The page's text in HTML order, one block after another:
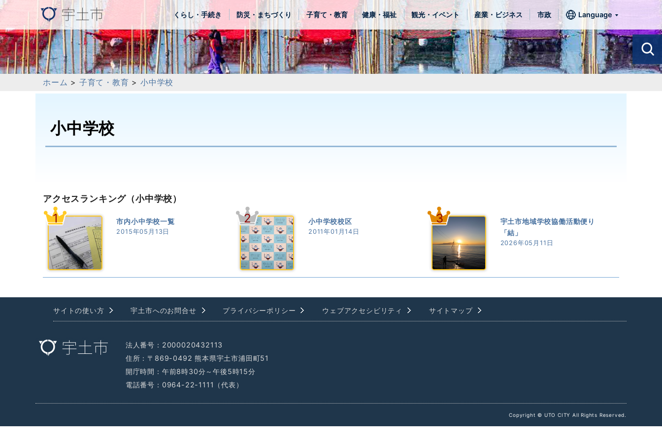
くらし・手続き 防災・まちづくり 子育て・教育 健康・福祉 観光・イベント 産業・ビジネス 市政 Language
ホーム > 子育て・教育 >小中学校
小中学校
アクセスランキング （小中学校）
1 市内小中学校一覧
2015年05月13日
2 小中学校校区
2011年01月14日
3
宇土市地域学校協働活動便り
「結」
2026年05月11日
サイトの使い方 宇土市へのお問合せ プライバシーポリシー ウェブアクセシビリティ サイトマップ
法人番号：2000020432113
住所：〒869-0492 熊本県宇土市浦田町51
開庁時間：午前8時30分～午後5時15分
電話番号：0964-22-1111（代表）
Copyright © UTO CITY All Rights Reserved.